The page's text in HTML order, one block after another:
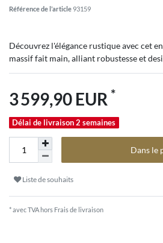
Référence de l’article 93159
Découvrez l'élégance rustique avec cet
massif fait main, alliant robustesse et
3 599,90 EUR *
Délai de livraison 2 semaines
Dans le
Liste de souhaits
* avec TVA hors Frais de livraison